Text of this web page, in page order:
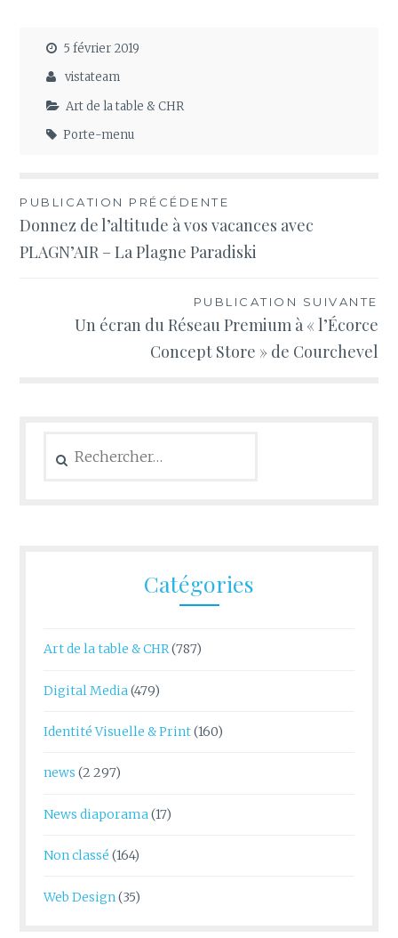
5 février 2019
vistateam
Art de la table & CHR
Porte-menu
Navigation
de
PUBLICATION PRÉCÉDENTE
Donnez de l’altitude à vos vacances avec
PLAGN’AIR – La Plagne Paradiski
PUBLICATION SUIVANTE
Un écran du Réseau Premium à « l’Écorce
Concept Store » de Courchevel
Catégories
Art de la table & CHR(787)
Digital Media(479)
Identité Visuelle & Print(160)
news (2 297)
News diaporama(17)
Non classé (164)
Web Design (35)